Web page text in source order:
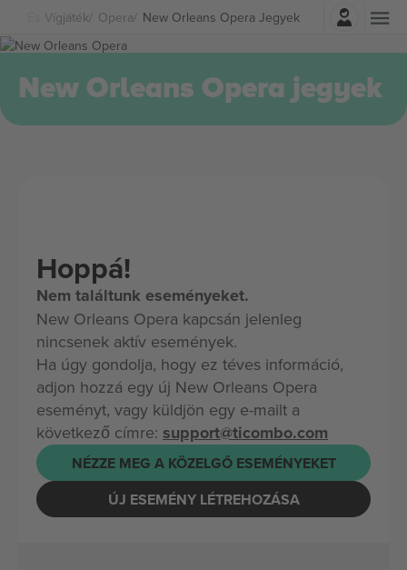
És Vígjáték Opera New Orleans Opera Jegyek
Belépés
New Orleans Opera jegyek
Hoppá!
Nem találtunk eseményeket.
New Orleans Opera kapcsán jelenleg
nincsenek aktív események.
Ha úgy gondolja, hogy ez téves információ,
adjon hozzá egy új New Orleans Opera
eseményt, vagy küldjön egy e-mailt a
következő címre: support@ticombo.com
NÉZZE MEG A KÖZELGŐ ESEMÉNYEKET
ÚJ ESEMÉNY LÉTREHOZÁSA